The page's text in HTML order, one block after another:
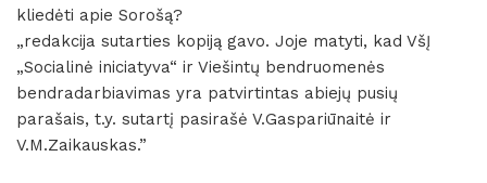
kliedėti apie Sorošą?
„redakcija sutarties kopiją gavo. Joje matyti, kad VšĮ
„Socialinė iniciatyva“ ir Viešintų bendruomenės
bendradarbiavimas yra patvirtintas abiejų pusių
parašais, t.y. sutartį pasirašė V.Gaspariūnaitė ir
V.M.Zaikauskas.”